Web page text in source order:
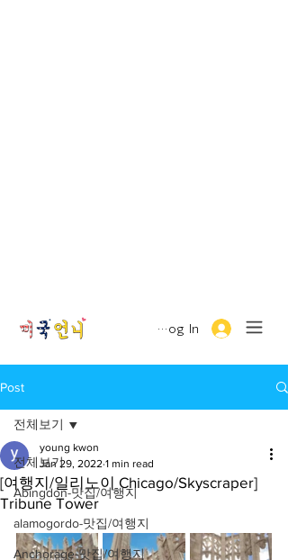
Log In
Post
전체보기
Abingdon-맛집/여행지
alamogordo-맛집/여행지
Anchorage-맛집/여행지
전체보기
[여행지/일리노이 Chicago/Skyscraper]
Tribune Tower
young kwon
Jan 29, 2022 1 min read